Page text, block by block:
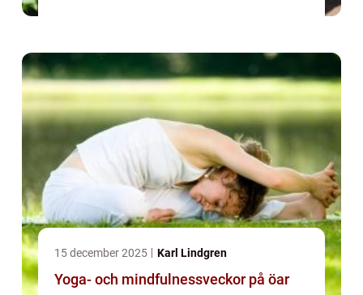
15 december 2025 Karl Lindgren
Yoga- och mindfulnessveckor på öar